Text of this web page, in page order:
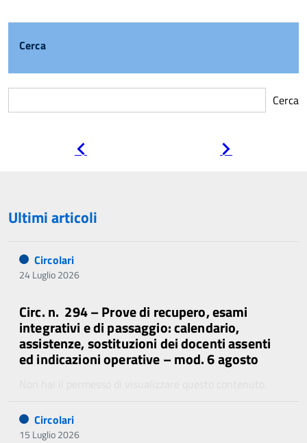
Cerca
Cerca
Ultimi articoli
Circolari
24 Luglio 2026
Circ. n. 294 – Prove di recupero, esami
integrativi e di passaggio: calendario,
assistenze, sostituzioni dei docenti assenti
ed indicazioni operative – mod. 6 agosto
Circolari
15 Luglio 2026